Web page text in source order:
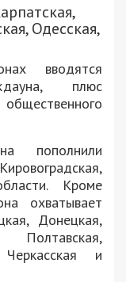
Одесская,
вводятся
плюс
пополнили
Кроме
охватывает
Донецкая,
Полтавская,
Черкасская и